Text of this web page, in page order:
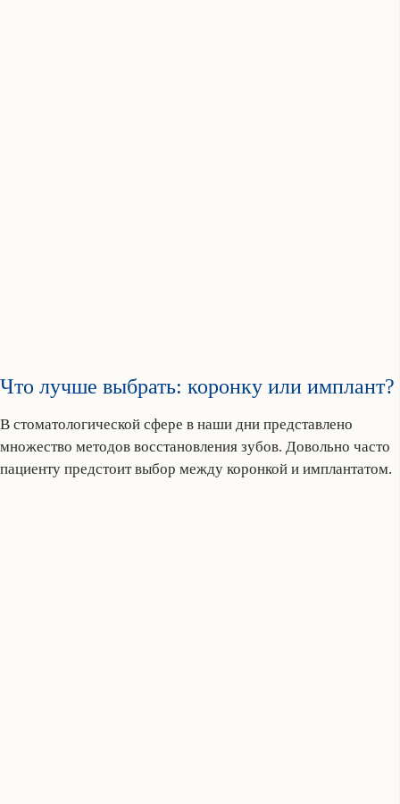
Что лучше выбрать: коронку или имплант?
В стоматологической сфере в наши дни представлено
множество методов восстановления зубов. Довольно часто
пациенту предстоит выбор между коронкой и имплантатом.